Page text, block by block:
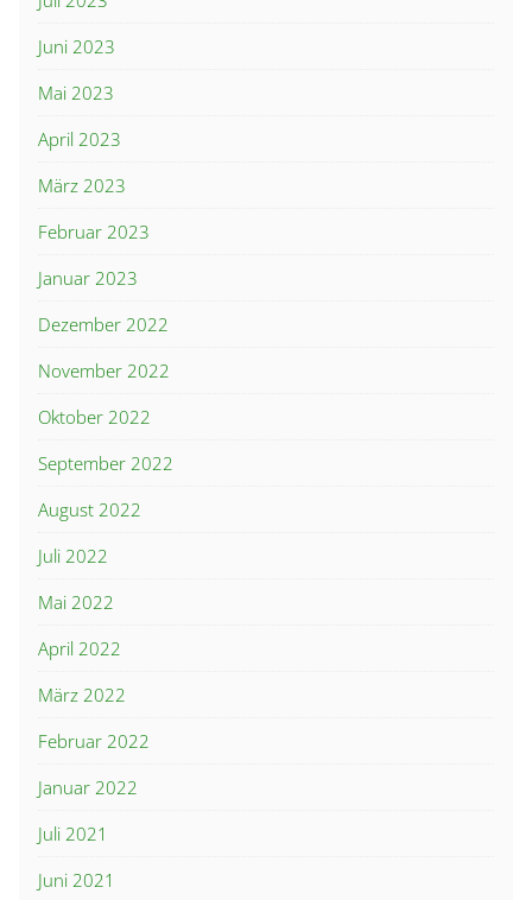
Juni 2023
Mai 2023
April 2023
März 2023
Februar 2023
Januar 2023
Dezember 2022
November 2022
Oktober 2022
September 2022
August 2022
Juli 2022
Mai 2022
April 2022
März 2022
Februar 2022
Januar 2022
Juli 2021
Juni 2021